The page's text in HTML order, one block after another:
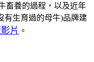
畜養的過程，以及近年
有生育過的母牛)品牌建
片 。